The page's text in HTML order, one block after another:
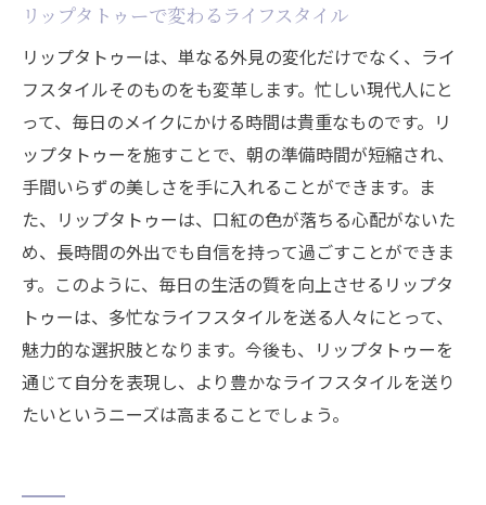
リップタトゥーで変わるライフスタイル
リップタトゥーは、単なる外見の変化だけでなく、ライ
フスタイルそのものをも変革します。忙しい現代人にと
って、毎日のメイクにかける時間は貴重なものです。リ
ップタトゥーを施すことで、朝の準備時間が短縮され、
手間いらずの美しさを手に入れることができます。ま
た、リップタトゥーは、口紅の色が落ちる心配がないた
め、長時間の外出でも自信を持って過ごすことができま
す。このように、毎日の生活の質を向上させるリップタ
トゥーは、多忙なライフスタイルを送る人々にとって、
魅力的な選択肢となります。今後も、リップタトゥーを
通じて自分を表現し、より豊かなライフスタイルを送り
たいというニーズは高まることでしょう。